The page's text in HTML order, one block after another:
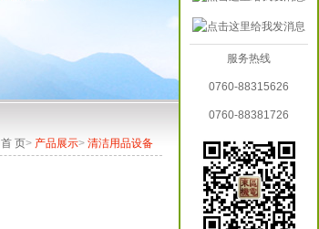
首 页> 产品展示> 清洁用品设备
服务热线
0760-88315626
0760-88381726